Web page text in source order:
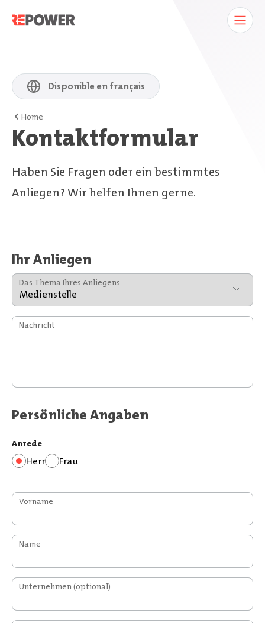
Disponible en français
Home
Kontaktformular
Haben Sie Fragen oder ein bestimmtes
Anliegen? Wir helfen Ihnen gerne.
Ihr Anliegen
Das Thema Ihres Anliegens
Nachricht
Persönliche Angaben
Anrede
Herr Frau
Vorname
Name
Unternehmen (optional)